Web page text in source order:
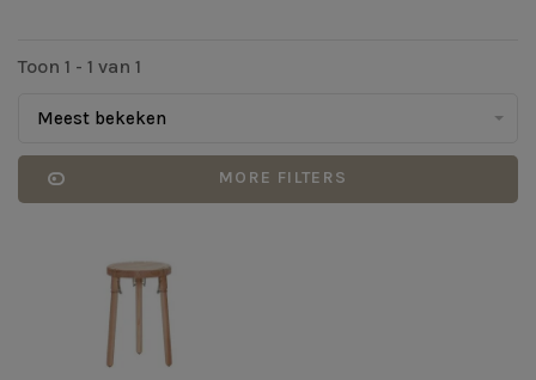
Toon 1 - 1 van 1
Meest bekeken
MORE FILTERS